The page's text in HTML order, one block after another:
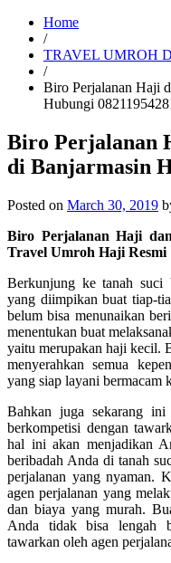
Home
/
TRAVEL UMROH
/
Biro Perjalanan Haji
Hubungi
Biro Perjalanan
di Banjarmasin
Posted on March 30, 2019
Biro Perjalanan Haji
Travel Umroh Haji Resmi
Berkunjung ke tanah suci
yang diimpikan buat tiap-
belum bisa menunaikan
menentukan buat
yaitu merupakan haji kecil.
menyerahkan semua
yang siap layani bermacam
Bahkan juga sekarang
berkompetisi dengan
hal ini akan menjadikan
beribadah Anda di tanah
perjalanan yang nyaman.
agen perjalanan yang
dan biaya yang murah.
Anda tidak bisa lengah
tawarkan oleh agen